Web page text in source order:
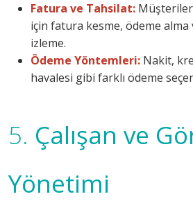
Fatura ve Tahsilat:
için fatura kesme, ödeme alma
izleme.
Ödeme Yöntemleri: Nakit,
havalesi gibi farklı ödeme
5. Çalışan ve
Yönetimi